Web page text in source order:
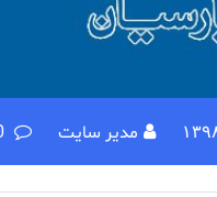
مدیر سایت